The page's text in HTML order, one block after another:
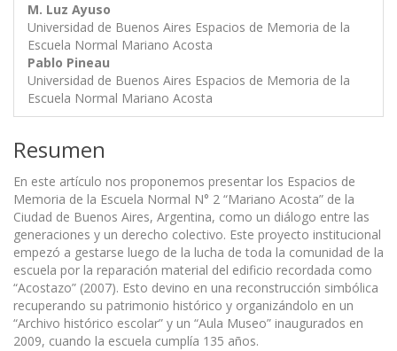
M. Luz Ayuso
Universidad de Buenos Aires Espacios de Memoria de la
Escuela Normal Mariano Acosta
Pablo Pineau
Universidad de Buenos Aires Espacios de Memoria de la
Escuela Normal Mariano Acosta
Resumen
En este artículo nos proponemos presentar los Espacios de
Memoria de la Escuela Normal N° 2 “Mariano Acosta” de la
Ciudad de Buenos Aires, Argentina, como un diálogo entre las
generaciones y un derecho colectivo. Este proyecto institucional
empezó a gestarse luego de la lucha de toda la comunidad de la
escuela por la reparación material del edificio recordada como
“Acostazo” (2007). Esto devino en una reconstrucción simbólica
recuperando su patrimonio histórico y organizándolo en un
“Archivo histórico escolar” y un “Aula Museo” inaugurados en
2009, cuando la escuela cumplía 135 años.